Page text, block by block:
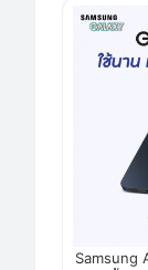
Samsung